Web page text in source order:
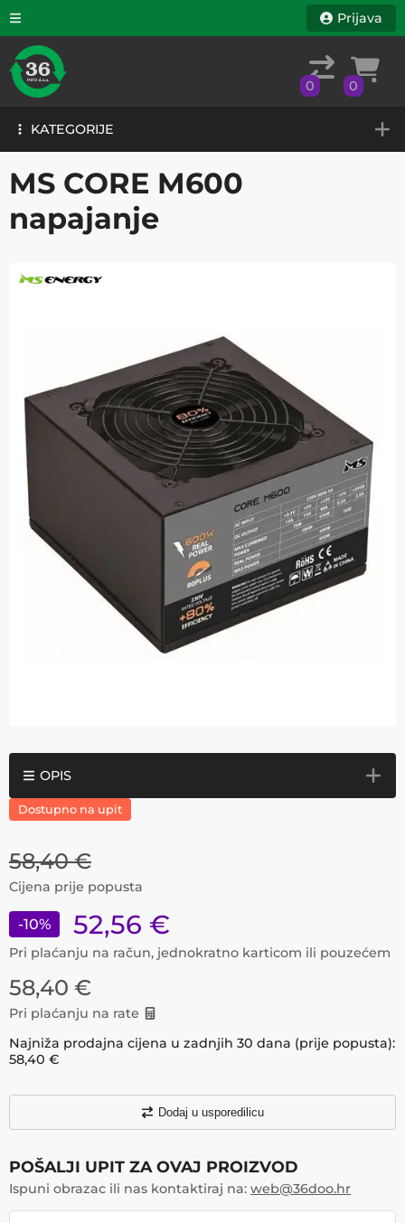
KATEGORIJE
Prijava
0 0
KATEGORIJE
MS CORE M600
napajanje
OPIS
Dostupno na upit
58,40 €
Cijena prije popusta
-10% 52,56 €
Pri plaćanju na račun, jednokratno karticom ili pouzećem
58,40 €
Pri plaćanju na rate
Najniža prodajna cijena u zadnjih 30 dana (prije popusta):
58,40 €
Dodaj u usporedilicu
POŠALJI UPIT ZA OVAJ PROIZVOD
Ispuni obrazac ili nas kontaktiraj na: web@36doo.hr